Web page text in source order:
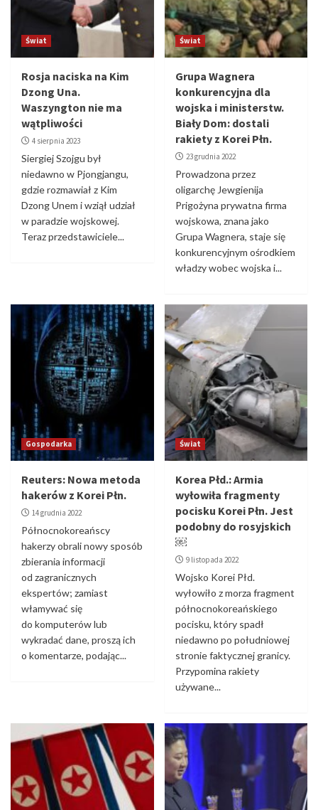
Świat
Rosja naciska na Kim
Dzong Una.
Waszyngton nie ma
wątpliwości
4 sierpnia 2023
Siergiej Szojgu był
niedawno w Pjongjangu,
gdzie rozmawiał z Kim
Dzong Unem i wziął udział
w paradzie wojskowej.
Teraz przedstawiciele...
Świat
Grupa Wagnera
konkurencyjna dla
wojska i ministerstw.
Biały Dom: dostali
rakiety z Korei Płn.
23 grudnia 2022
Prowadzona przez
oligarchę Jewgienija
Prigożyna prywatna firma
wojskowa, znana jako
Grupa Wagnera, staje się
konkurencyjnym ośrodkiem
władzy wobec wojska i...
Gospodarka
Reuters: Nowa metoda
hakerów z Korei Płn.
14 grudnia 2022
Północnokoreańscy
hakerzy obrali nowy sposób
zbierania informacji
od zagranicznych
ekspertów; zamiast
włamywać się
do komputerów lub
wykradać dane, proszą ich
o komentarze, podając...
Świat
Korea Płd.: Armia
wyłowiła fragmenty
pocisku Korei Płn. Jest
podobny do rosyjskich
￼
9 listopada 2022
Wojsko Korei Płd.
wyłowiło z morza fragment
północnokoreańskiego
pocisku, który spadł
niedawno po południowej
stronie faktycznej granicy.
Przypomina rakiety
używane...